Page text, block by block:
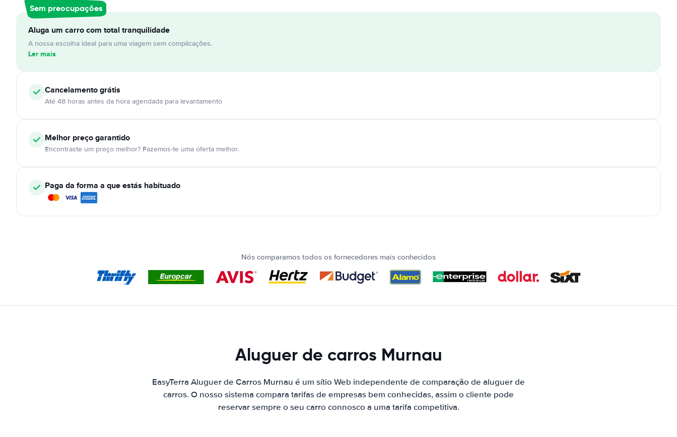
Sem preocupações
Aluga um carro com total tranquilidade
A nossa escolha ideal para uma viagem sem complicações.
Ler mais
Cancelamentográtis
Até 48 horas antes da hora agendada para levantamento
Melhor preço garantido
Encontraste um preço melhor? Fazemos-te uma oferta melhor.
Paga da forma a que estás habituado
Nós comparamos todos os fornecedores mais conhecidos
Aluguer de carros Murnau
EasyTerra Aluguer de Carros Murnau é um sítio Web independente de comparação de aluguer de
carros. O nosso sistema compara tarifas de empresas bem conhecidas, assim o cliente pode
reservar sempre o seu carro connosco a uma tarifa competitiva.